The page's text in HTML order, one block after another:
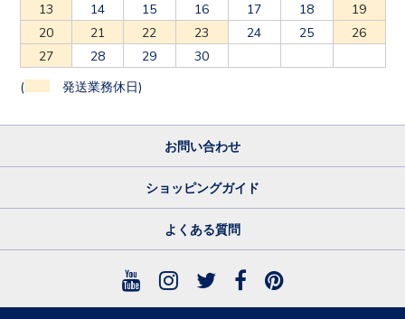
13
14 15 16 17 18
19
20
21 22 23 24 25
26
27
28 29 30
( 発送業務休日)
お問い合わせ
ショッピングガイド
よくある質問